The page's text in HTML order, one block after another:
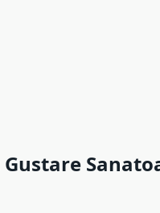
Gustare